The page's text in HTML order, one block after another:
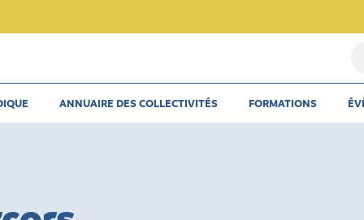
un
ANNUAIRE DES COLLECTIVITÉS FORMATIONS